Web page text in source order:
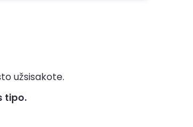
užsisakote.
tipo.